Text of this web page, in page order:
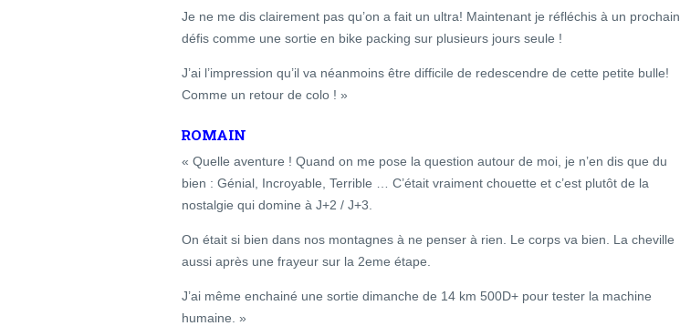
Je ne me dis clairement pas qu’on a fait un ultra! Maintenant je réfléchis à un prochain
défis comme une sortie en bike packing sur plusieurs jours seule !
J’ai l’impression qu’il va néanmoins être difficile de redescendre de cette petite bulle!
Comme un retour de colo ! »
ROMAIN
« Quelle aventure ! Quand on me pose la question autour de moi, je n’en dis que du
bien : Génial, Incroyable, Terrible … C’était vraiment chouette et c’est plutôt de la
nostalgie qui domine à J+2 / J+3.
On était si bien dans nos montagnes à ne penser à rien. Le corps va bien. La cheville
aussi après une frayeur sur la 2eme étape.
J’ai même enchainé une sortie dimanche de 14 km 500D+ pour tester la machine
humaine. »